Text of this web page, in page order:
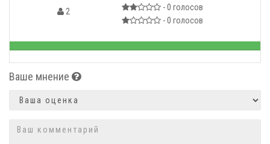
2
- 0 голосов
- 0 голосов
Ваше мнение
Оценка
Комментарий